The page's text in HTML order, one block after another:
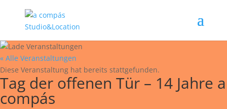
« Alle Veranstaltungen
Diese Veranstaltung hat bereits stattgefunden.
Tag der offenen Tür – 14 Jahre a
compás